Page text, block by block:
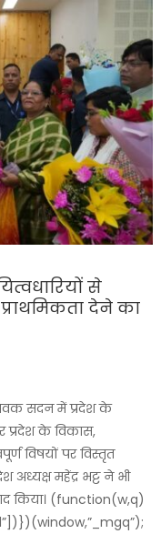
से
देने का
सेवक सदन में प्रदेश के
प्रदेश के विकास,
विषयों पर विस्तृत
अध्यक्ष महेंद्र भट्ट ने भी
किया। (function(w,q)